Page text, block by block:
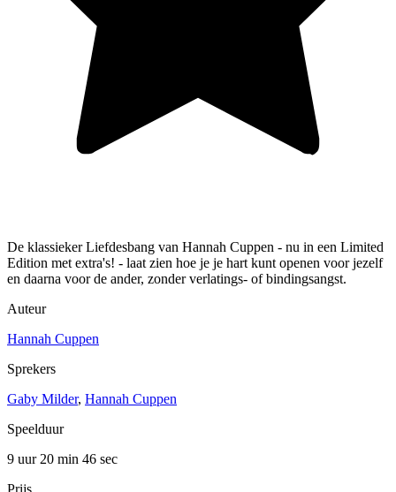
De klassieker Liefdesbang van Hannah Cuppen - nu in een Limited
Edition met extra's! - laat zien hoe je je hart kunt openen voor jezelf
en daarna voor de ander, zonder verlatings- of bindingsangst.
Auteur
Hannah Cuppen
Sprekers
Gaby Milder, Hannah Cuppen
Speelduur
9 uur 20 min 46 sec
Prijs